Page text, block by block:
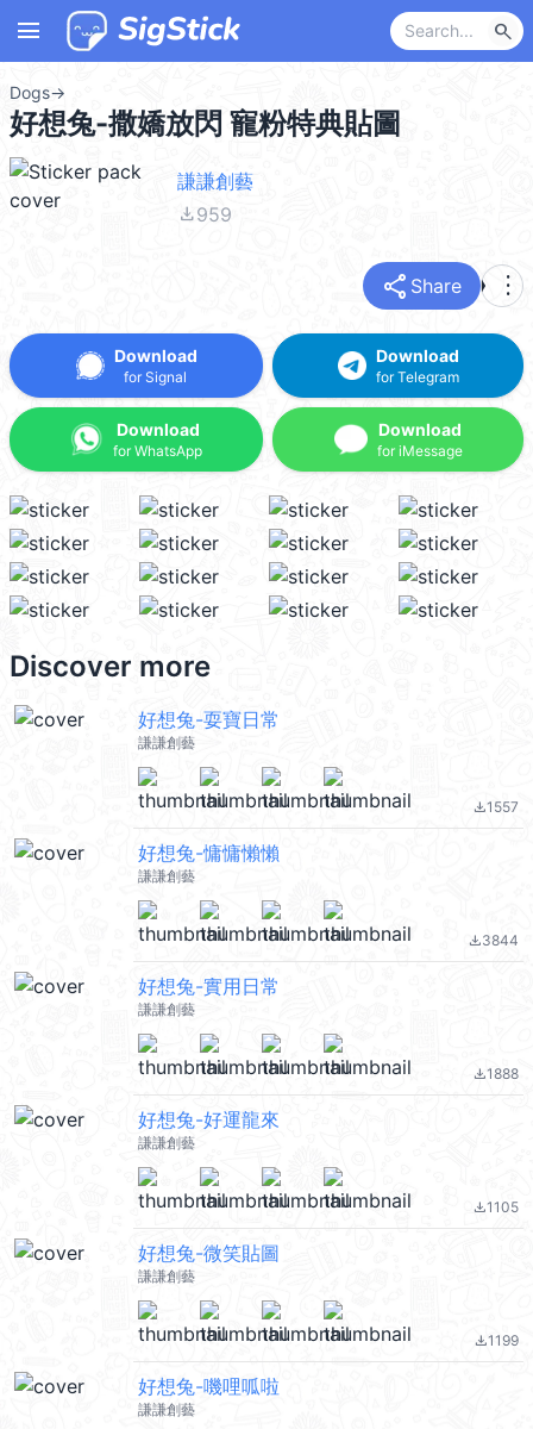
menu search
Dogs→
好想兔-撒嬌放閃 寵粉特典貼圖
謙謙創藝
file_download959
share Share more_vert
Download
for Signal
Download
for WhatsApp
Download
for Telegram
Download
for iMessage
Discover more
好想兔-耍寶日常
謙謙創藝
file_download1557
好想兔-慵慵懶懶
謙謙創藝
file_download3844
好想兔-實用日常
謙謙創藝
file_download1888
好想兔-好運龍來
謙謙創藝
file_download1105
好想兔-微笑貼圖
謙謙創藝
file_download1199
好想兔-嘰哩呱啦
謙謙創藝